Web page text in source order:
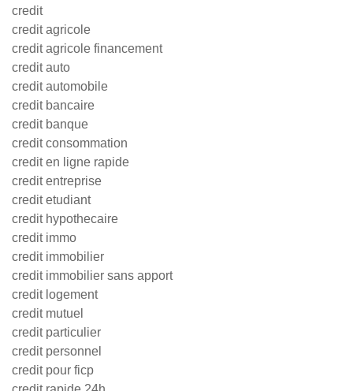
credit
credit agricole
credit agricole financement
credit auto
credit automobile
credit bancaire
credit banque
credit consommation
credit en ligne rapide
credit entreprise
credit etudiant
credit hypothecaire
credit immo
credit immobilier
credit immobilier sans apport
credit logement
credit mutuel
credit particulier
credit personnel
credit pour ficp